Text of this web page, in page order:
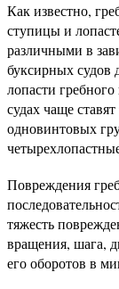
Как известно,
ступицы и
различными в
буксирных судов
лопасти
судах чаще
одновинтовых
Повреждения
тяжесть
вращения, шага,
его оборотов в